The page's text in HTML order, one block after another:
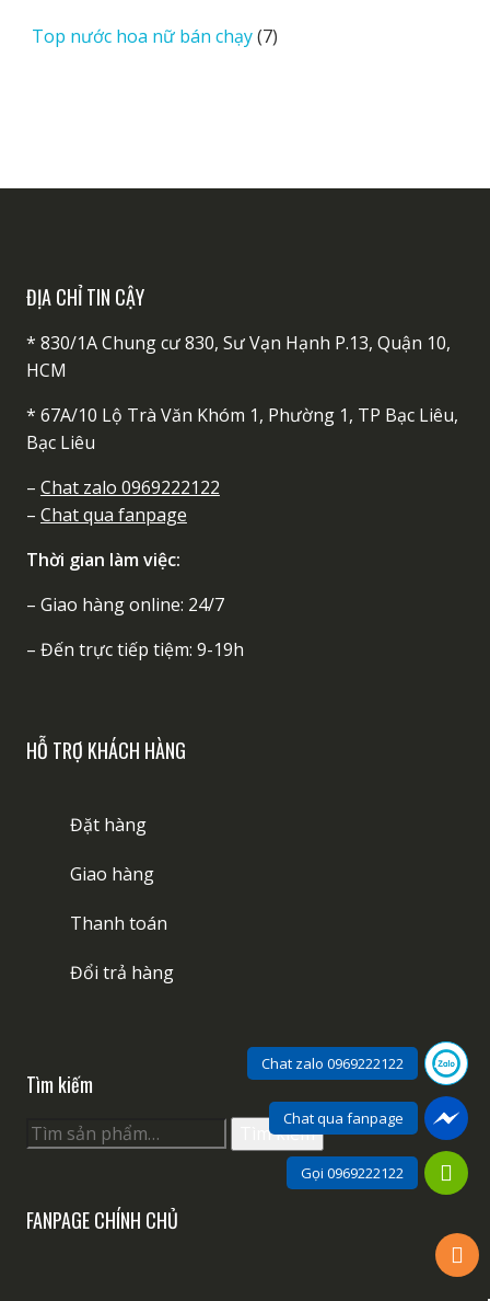
phẩm
Top nước hoa nữ bán chạy 77
ĐỊA CHỈ TIN CẬY
* 830/1A Chung cư 830, Sư Vạn Hạnh P.13, Quận 10,
HCM
* 67A/10 Lộ Trà Văn Khóm 1, Phường 1, TP Bạc Liêu,
Bạc Liêu
– Chat zalo 0969222122
– Chat qua fanpage
Thời gian làm việc:
– Giao hàng online: 24/7
– Đến trực tiếp tiệm: 9-19h
HỖ TRỢ KHÁCH HÀNG
Đặt hàng
Giao hàng
Thanh toán
Đổi trả hàng
Tìm kiếm
Tìm
kiếm:
Tìm kiếm
FANPAGE CHÍNH CHỦ
Chat zalo 0969222122
Chat qua fanpage
Gọi 0969222122